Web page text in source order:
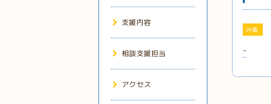
休園
-
支援内容
相談支援担当
アクセス